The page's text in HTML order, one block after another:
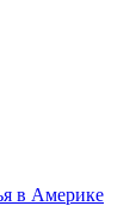
в Америке